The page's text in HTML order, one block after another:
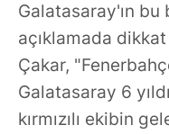
Galatasaray'ın bu
açıklamada
Çakar,
Galatasaray 6
kırmızılı ekibin